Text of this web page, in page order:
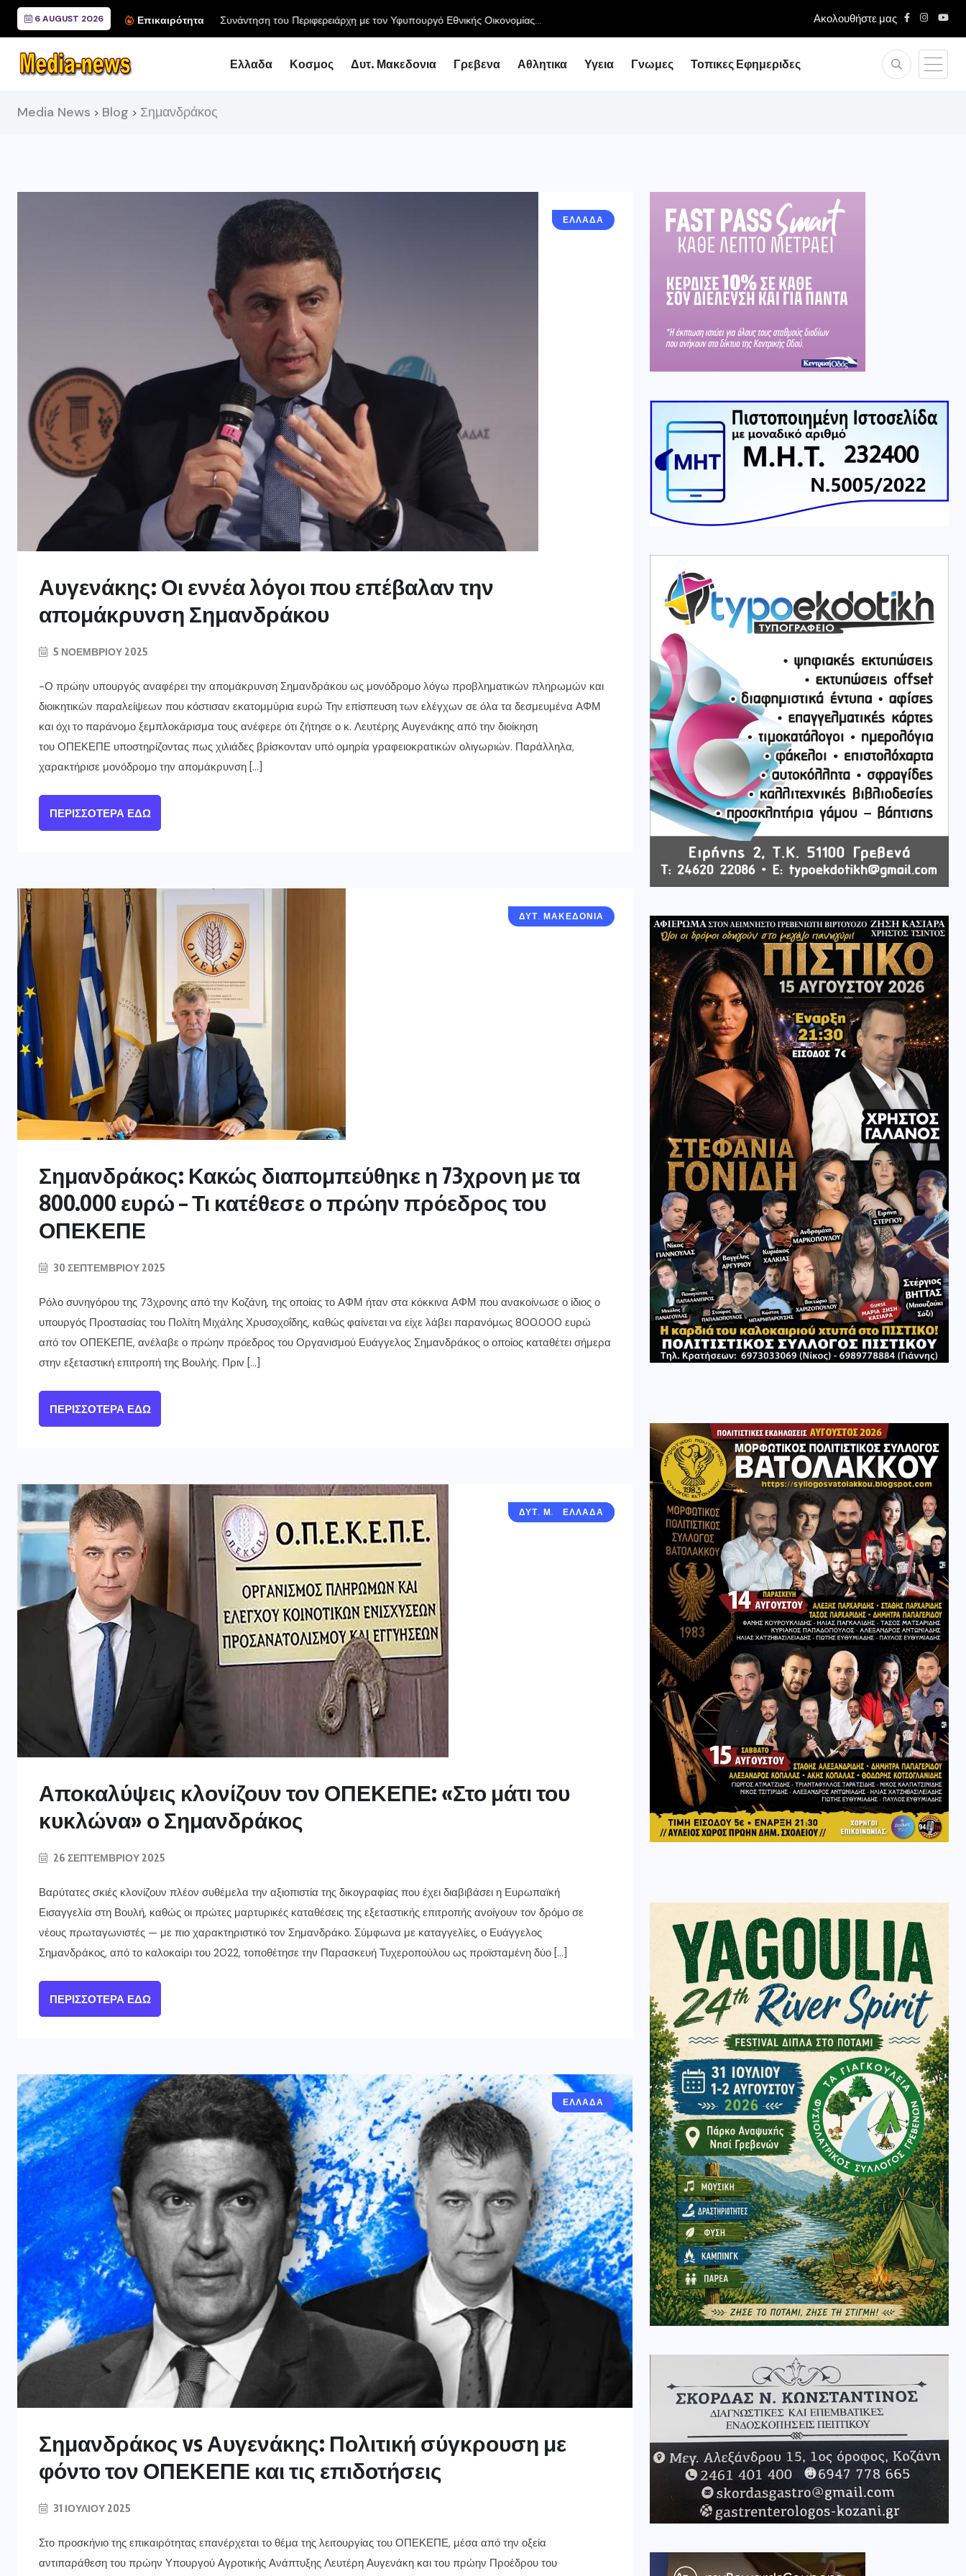
6 AUGUST 2026 Επικαιρότητα Συνάντηση του Περιφερειάρχη με τον Υφυπουργό Εθνικής Οικονομίας... Ακολουθήστε μας
Ελλαδα Κοσμος Δυτ. Μακεδονια Γρεβενα Αθλητικα Υγεια Γνωμες Τοπικες Εφημεριδες
Media News > Blog > Σημανδράκος
ΕΛΛΑΔΑ
Αυγενάκης: Οι εννέα λόγοι που επέβαλαν την
απομάκρυνση Σημανδράκου
5 ΝΟΕΜΒΡΊΟΥ 2025
-Ο πρώην υπουργός αναφέρει την απομάκρυνση Σημανδράκου ως μονόδρομο λόγω προβληματικών πληρωμών και
διοικητικών παραλείψεων που κόστισαν εκατομμύρια ευρώ Την επίσπευση των ελέγχων σε όλα τα δεσμευμένα ΑΦΜ
και όχι το παράνομο ξεμπλοκάρισμα τους ανέφερε ότι ζήτησε ο κ. Λευτέρης Αυγενάκης από την διοίκηση
του ΟΠΕΚΕΠΕ υποστηρίζοντας πως χιλιάδες βρίσκονταν υπό ομηρία γραφειοκρατικών ολιγωριών. Παράλληλα,
χαρακτήρισε μονόδρομο την απομάκρυνση […]
ΠΕΡΙΣΣΌΤΕΡΑ ΕΔΏ
ΔΥΤ. ΜΑΚΕΔΟΝΙΑ
Σημανδράκος: Κακώς διαπομπεύθηκε η 73χρονη με τα
800.000 ευρώ – Τι κατέθεσε ο πρώην πρόεδρος του
ΟΠΕΚΕΠΕ
30 ΣΕΠΤΕΜΒΡΊΟΥ 2025
Ρόλο συνηγόρου της 73χρονης από την Κοζάνη, της οποίας το ΑΦΜ ήταν στα κόκκινα ΑΦΜ που ανακοίνωσε ο ίδιος ο
υπουργός Προστασίας του Πολίτη Μιχάλης Χρυσοχοΐδης, καθώς φαίνεται να είχε λάβει παρανόμως 800.000 ευρώ
από τον ΟΠΕΚΕΠΕ, ανέλαβε ο πρώην πρόεδρος του Οργανισμού Ευάγγελος Σημανδράκος ο οποίος καταθέτει σήμερα
στην εξεταστική επιτροπή της Βουλής. Πριν […]
ΠΕΡΙΣΣΌΤΕΡΑ ΕΔΏ
ΓΡΕΒΕΝΑ
ΔΥΤ. ΜΑΚΕΔΟΝΙΑ
ΕΛΛΑΔΑ
Αποκαλύψεις κλονίζουν τον ΟΠΕΚΕΠΕ: «Στο μάτι του
κυκλώνα» ο Σημανδράκος
26 ΣΕΠΤΕΜΒΡΊΟΥ 2025
Βαρύτατες σκιές κλονίζουν πλέον συθέμελα την αξιοπιστία της δικογραφίας που έχει διαβιβάσει η Ευρωπαϊκή
Εισαγγελία στη Βουλή, καθώς οι πρώτες μαρτυρικές καταθέσεις της εξεταστικής επιτροπής ανοίγουν τον δρόμο σε
νέους πρωταγωνιστές — με πιο χαρακτηριστικό τον Σημανδράκο. Σύμφωνα με καταγγελίες, ο Ευάγγελος
Σημανδράκος, από το καλοκαίρι του 2022, τοποθέτησε την Παρασκευή Τυχεροπούλου ως προϊσταμένη δύο […]
ΠΕΡΙΣΣΌΤΕΡΑ ΕΔΏ
ΕΛΛΑΔΑ
Σημανδράκος vs Αυγενάκης: Πολιτική σύγκρουση με
φόντο τον ΟΠΕΚΕΠΕ και τις επιδοτήσεις
31 ΙΟΥΛΊΟΥ 2025
Στο προσκήνιο της επικαιρότητας επανέρχεται το θέμα της λειτουργίας του ΟΠΕΚΕΠΕ, μέσα από την οξεία
αντιπαράθεση του πρώην Υπουργού Αγροτικής Ανάπτυξης Λευτέρη Αυγενάκη και του πρώην Προέδρου του